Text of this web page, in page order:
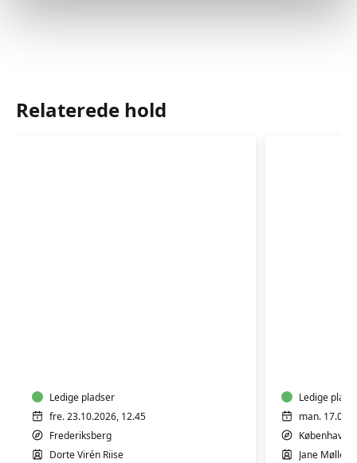
Relaterede hold
Ledige pladser
fre. 23.10.2026, 12.45
Frederiksberg
Dorte Virén Riise
Ledige
man.
København
Jane